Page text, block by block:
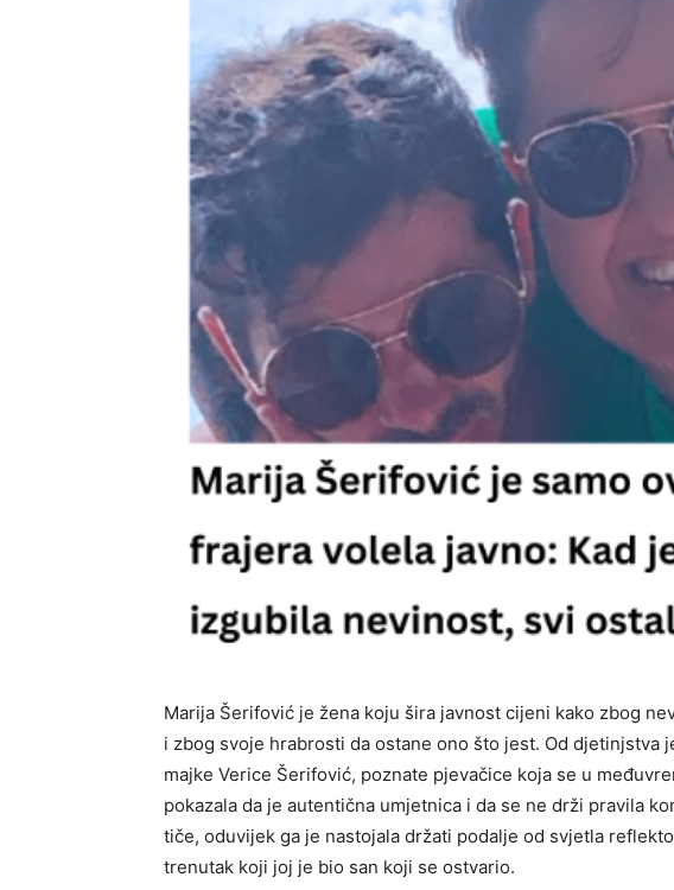
Marija Šerifović je žena koju šira javnost cijeni kako zbog
i zbog svoje hrabrosti da ostane ono što jest. Od djetinjstva
majke Verice Šerifović, poznate pjevačice koja se u
pokazala da je autentična umjetnica i da se ne drži pravila
tiče, oduvijek ga je nastojala držati podalje od svjetla
trenutak koji joj je bio san koji se ostvario.